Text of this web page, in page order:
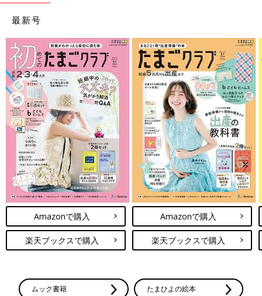
最新号
Amazonで購入
楽天ブックスで購入
Amazonで購入
楽天ブックスで購入
ムック書籍 たまひよの絵本